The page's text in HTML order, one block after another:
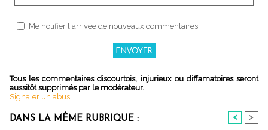
Me notifier l'arrivée de nouveaux commentaires
Tous les commentaires discourtois, injurieux ou diffamatoires seront
aussitôt supprimés par le modérateur.
Signaler un abus
DANS LA MÊME RUBRIQUE : < >